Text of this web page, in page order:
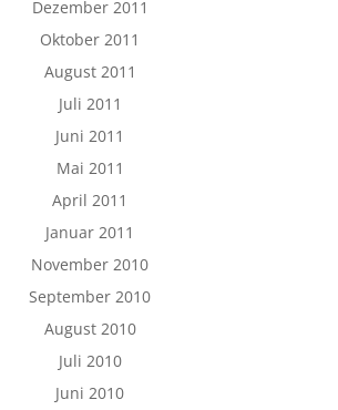
Dezember 2011
Oktober 2011
August 2011
Juli 2011
Juni 2011
Mai 2011
April 2011
Januar 2011
November 2010
September 2010
August 2010
Juli 2010
Juni 2010